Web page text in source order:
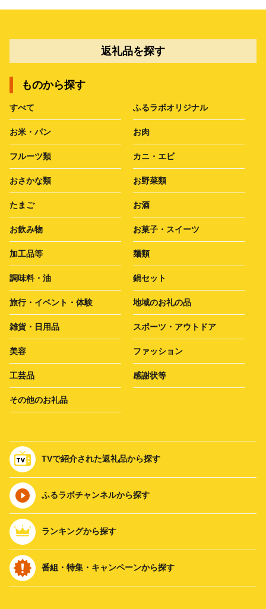
返礼品を探す
ものから探す
すべて ふるラボオリジナル
お米・パン お肉
フルーツ類 カニ・エビ
おさかな類 お野菜類
たまご お酒
お飲み物 お菓子・スイーツ
加工品等 麺類
調味料・油 鍋セット
旅行・イベント・体験 地域のお礼の品
雑貨・日用品 スポーツ・アウトドア
美容 ファッション
工芸品 感謝状等
その他のお礼品
TVで紹介された返礼品から探す
ふるラボチャンネルから探す
ランキングから探す
番組・特集・キャンペーンから探す